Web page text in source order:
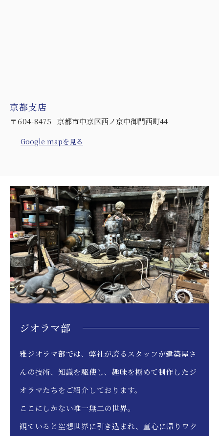
京都支店
〒604-8475 京都市中京区西ノ京中御門西町44
Google mapを見る
ジオラマ部
雅ジオラマ部では、弊社が誇るスタッフが建築屋さ
んの技術、知識を駆使し、趣味を極めて制作したジ
オラマたちをご紹介しております。
ここにしかない唯一無二の世界。
観ていると空想世界に引き込まれ、童心に帰りワク